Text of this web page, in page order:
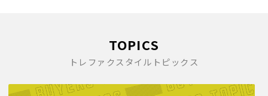
TOPICS
トレファクスタイルトピックス